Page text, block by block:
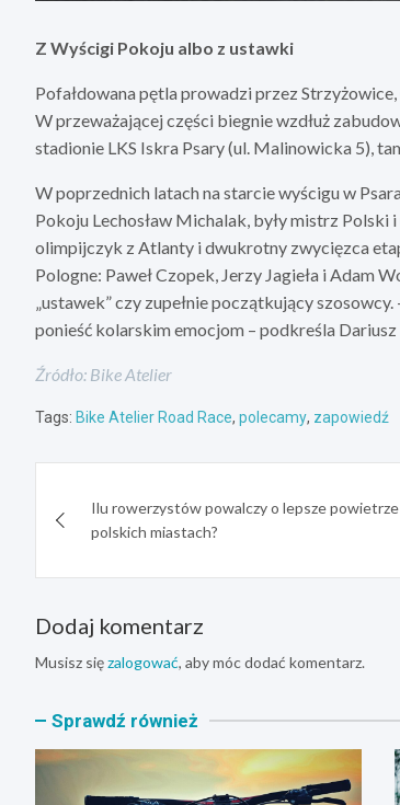
Z Wyścigi Pokoju albo z ustawki
Pofałdowana pętla prowadzi przez
W przeważającej części biegnie wzdłuż
stadionie LKS Iskra Psary (ul. Malinowicka 5),
W poprzednich latach na starcie wyścigu w
Pokoju Lechosław Michalak, były mistrz
olimpijczyk z Atlanty i dwukrotny zwycięzca
Pologne: Paweł Czopek, Jerzy Jagieła i Adam
„ustawek” czy zupełnie początkujący
ponieść kolarskim emocjom – podkreśla Dariusz
Źródło: Bike Atelier
Tags: Bike Atelier Road Race, polecamy, zapowiedź
wpisuIlu rowerzystów powalczy o lepsze
polskich miastach?
Dodaj komentarz
Musisz sięzalogować, aby móc dodać komentarz.
Sprawdź również